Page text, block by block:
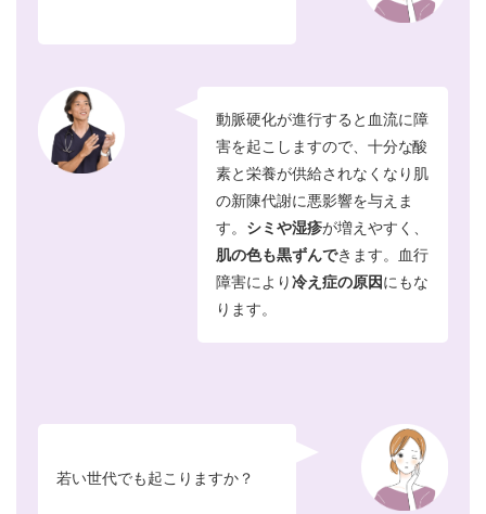
動脈硬化が進行すると血流に障
害を起こしますので、十分な酸
素と栄養が供給されなくなり肌
の新陳代謝に悪影響を与えま
す。 シミや湿疹が増えやすく、
肌の色も黒ずんできます。血行
障害により冷え症の原因 にもな
ります。
若い世代でも起こりますか？